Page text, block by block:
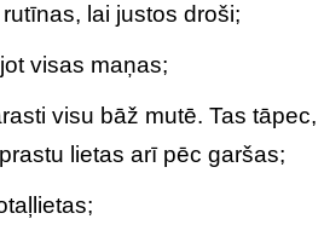
lai justos droši;
visas maņas;
visu bāž mutē. Tas tāpec,
lietas arī pēc garšas;